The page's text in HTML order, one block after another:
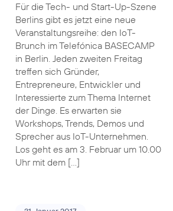
Für die Tech- und Start-Up-Szene
Berlins gibt es jetzt eine neue
Veranstaltungsreihe: den IoT-
Brunch im Telefónica BASECAMP
in Berlin. Jeden zweiten Freitag
treffen sich Gründer,
Entrepreneure, Entwickler und
Interessierte zum Thema Internet
der Dinge. Es erwarten sie
Workshops, Trends, Demos und
Sprecher aus IoT-Unternehmen.
Los geht es am 3. Februar um 10.00
Uhr mit dem […]